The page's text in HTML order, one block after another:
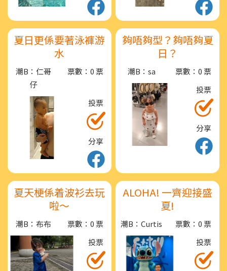
夏日更係要著泳褲游
水
潮B：仁哥
仔
票數：0 票
投票
分享
夠唔夠型？夠唔夠夏
日？
潮B：sa
票數：0 票
投票
分享
夏天梗係着波衫去玩
啦～
潮B：布布
票數：0 票
投票
ALOHA! 一齊迎接盛
夏!
潮B：Curtis
票數：0 票
投票